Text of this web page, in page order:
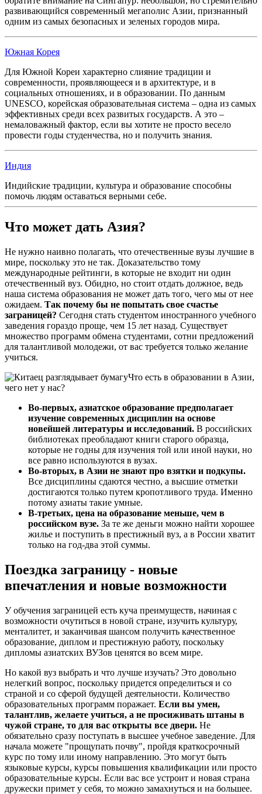
развивающийся современный мегаполис Азии, признанный
одним из самых безопасных и зеленых городов мира.
Южная Корея
Для Южной Кореи характерно слияние традиции и
современности, проявляющееся и в архитектуре, и в
социальных отношениях, и в образовании. По данным
UNESCO, корейская образовательная система – одна из самых
эффективных среди всех развитых государств. А это –
немаловажный фактор, если вы хотите не просто весело
провести годы студенчества, но и получить знания.
Индия
Индийские традиции, культура и образование способны
помочь людям оставаться верными себе.
Что может дать Азия?
Не нужно наивно полагать, что отечественные вузы лучшие в
мире, поскольку это не так. Доказательство тому
международные рейтинги, в которые не входит ни один
отечественный вуз. Обидно, но стоит отдать должное, ведь
наша система образования не может дать того, чего мы от нее
ожидаем. Так почему бы не попытать свое счастье
заграницей? Сегодня стать студентом иностранного учебного
заведения гораздо проще, чем 15 лет назад. Существует
множество программ обмена студентами, сотни предложений
для талантливой молодежи, от вас требуется только желание
учиться.
Что есть в образовании в Азии,
чего нет у нас?
Во-первых, азиатское образование предполагает
изучение современных дисциплин на основе
новейшей литературы и исследований. В российских
библиотеках преобладают книги старого образца,
которые не годны для изучения той или иной науки, но
все равно используются в вузах.
Во-вторых, в Азии не знают про взятки и подкупы.
Все дисциплины сдаются честно, а высшие отметки
достигаются только путем кропотливого труда. Именно
потому азиаты такие умные.
В-третьих, цена на образование меньше, чем в
российском вузе. За те же деньги можно найти хорошее
жилье и поступить в престижный вуз, а в России хватит
только на год-два этой суммы.
Поездка заграницу - новые
впечатления и новые возможности
У обучения заграницей есть куча преимуществ, начиная с
возможности очутиться в новой стране, изучить культуру,
менталитет, и заканчивая шансом получить качественное
образование, диплом и престижную работу, поскольку
дипломы азиатских ВУЗов ценятся во всем мире.
Но какой вуз выбрать и что лучше изучать? Это довольно
нелегкий вопрос, поскольку придется определиться и со
страной и со сферой будущей деятельности. Количество
образовательных программ поражает. Если вы умен,
талантлив, желаете учиться, а не просиживать штаны в
чужой стране, то для вас открыты все двери. Не
обязательно сразу поступать в высшее учебное заведение. Для
начала можете "прощупать почву", пройдя краткосрочный
курс по тому или иному направлению. Это могут быть
языковые курсы, курсы повышения квалификации или просто
образовательные курсы. Если вас все устроит и новая страна
дружески примет у себя, то можно замахнуться и на большее.